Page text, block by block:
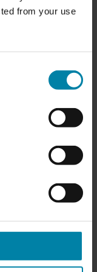
from your use
bredere